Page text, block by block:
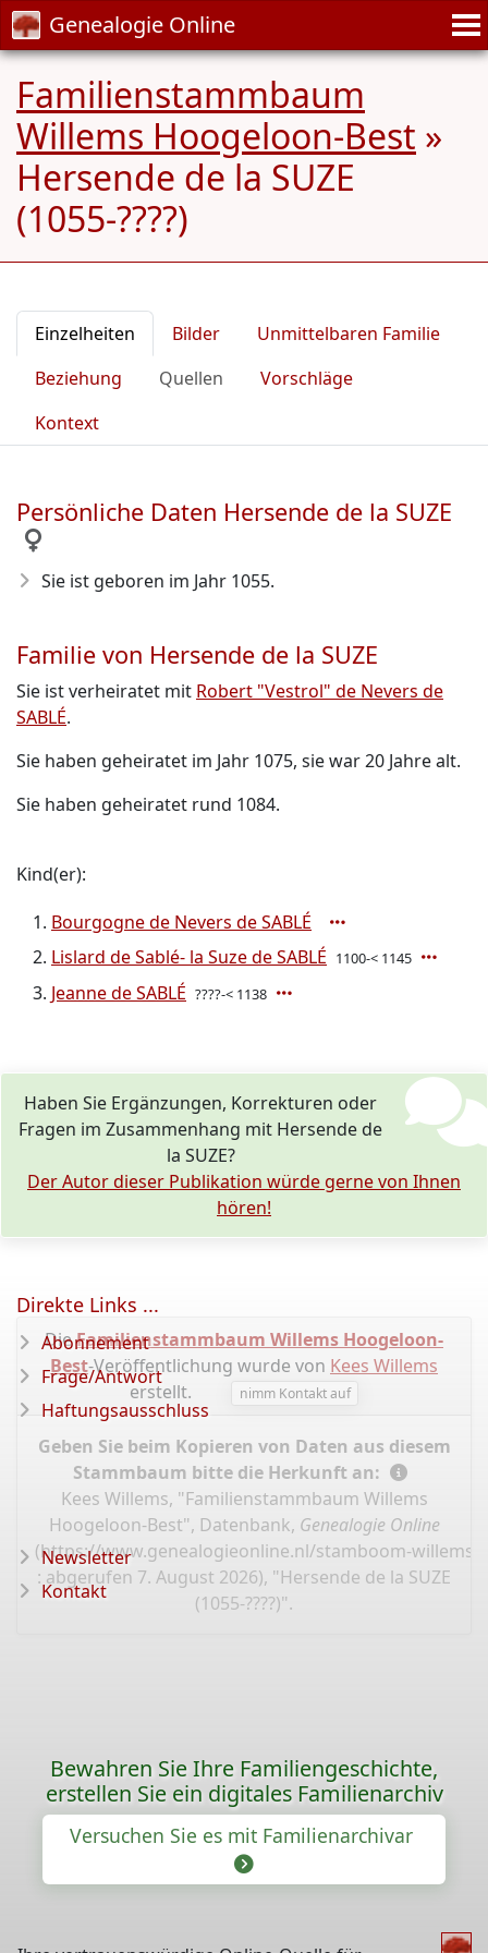
Genealogie Online
Familienstammbaum
Willems Hoogeloon-Best »
Hersende de la SUZE
(1055-????)
Einzelheiten Bilder
Unmittelbaren Familie
Beziehung
Quellen
Vorschläge
Kontext
Persönliche Daten Hersende de la SUZE
Sie ist geboren im Jahr 1055.
Familie von Hersende de la SUZE
Sie ist verheiratet mit Robert "Vestrol" de Nevers de
SABLÉ.
Sie haben geheiratet im Jahr 1075, sie war 20 Jahre alt.
Sie haben geheiratet rund 1084.
Kind(er):
Bourgogne de Nevers de SABLÉ
Lislard de Sablé- la Suze de SABLÉ 1100-< 1145
Jeanne de SABLÉ ????-< 1138
Haben Sie Ergänzungen, Korrekturen oder
Fragen im Zusammenhang mit Hersende de
la SUZE?
Der Autor dieser Publikation würde gerne von Ihnen
hören!
DieFamilienstammbaum Willems Hoogeloon-
Best-Veröffentlichung wurde von Kees Willems
erstellt.
nimm Kontakt auf
Geben Sie beim Kopieren von Daten aus diesem
Stammbaum bitte die Herkunft an:
Kees Willems, "Familienstammbaum Willems
Hoogeloon-Best", Datenbank, Genealogie Online
(https://www.genealogieonline.nl/stamboom-willems-
: abgerufen 7. August 2026), "Hersende de la SUZE
(1055-????)".
Direkte Links ...
Abonnement
Frage/Antwort
Haftungsausschluss
Newsletter
Kontakt
Bewahren Sie Ihre Familiengeschichte,
erstellen Sie ein digitales Familienarchiv
Versuchen Sie es mit Familienarchivar